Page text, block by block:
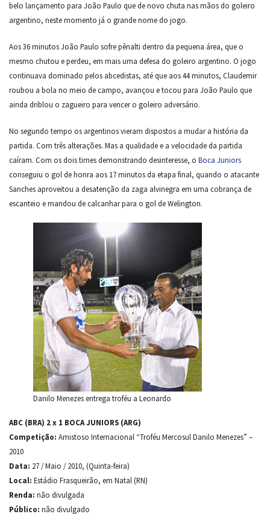
belo lançamento para João Paulo que de novo chuta nas mãos do goleiro
argentino, neste momento já o grande nome do jogo.
Aos 36 minutos João Paulo sofre pênalti dentro da pequena área, que o
mesmo chutou e perdeu, em mais uma defesa do goleiro argentino. O jogo
continuava dominado pelos abcedistas, até que aos 44 minutos, Claudemir
roubou a bola no meio de campo, avançou e tocou para João Paulo que
ainda driblou o zagueiro para vencer o goleiro adversário.
No segundo tempo os argentinos vieram dispostos a mudar a história da
partida. Com três alterações. Mas a qualidade e a velocidade da partida
caíram. Com os dois times demonstrando desinteresse, o Boca Juniors
conseguiu o gol de honra aos 17 minutos da etapa final, quando o atacante
Sanches aproveitou a desatenção da zaga alvinegra em uma cobrança de
escanteio e mandou de calcanhar para o gol de Welington.
Danilo Menezes entrega troféu a Leonardo
ABC (BRA) 2 x 1 BOCA JUNIORS (ARG)
Competição: Amistoso Internacional “Troféu Mercosul Danilo Menezes” –
2010
Data: 27 / Maio / 2010, (Quinta-feira)
Local: Estádio Frasqueirão, em Natal (RN)
Renda: não divulgada
Público: não divulgado